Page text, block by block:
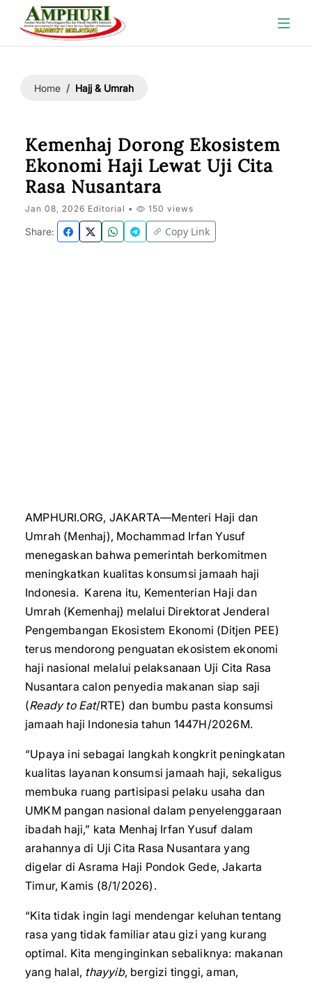
Home Hajj & Umrah
Kemenhaj Dorong Ekosistem
Ekonomi Haji Lewat Uji Cita
Rasa Nusantara
Jan 08, 2026 Editorial • 150 views
Share: Copy Link
AMPHURI.ORG, JAKARTA—Menteri Haji dan
Umrah (Menhaj), Mochammad Irfan Yusuf
menegaskan bahwa pemerintah berkomitmen
meningkatkan kualitas konsumsi jamaah haji
Indonesia. Karena itu, Kementerian Haji dan
Umrah (Kemenhaj) melalui Direktorat Jenderal
Pengembangan Ekosistem Ekonomi (Ditjen PEE)
terus mendorong penguatan ekosistem ekonomi
haji nasional melalui pelaksanaan Uji Cita Rasa
Nusantara calon penyedia makanan siap saji
(Ready to Eat/RTE) dan bumbu pasta konsumsi
jamaah haji Indonesia tahun 1447H/2026M.
“Upaya ini sebagai langkah kongkrit peningkatan
kualitas layanan konsumsi jamaah haji, sekaligus
membuka ruang partisipasi pelaku usaha dan
UMKM pangan nasional dalam penyelenggaraan
ibadah haji,” kata Menhaj Irfan Yusuf dalam
arahannya di Uji Cita Rasa Nusantara yang
digelar di Asrama Haji Pondok Gede, Jakarta
Timur, Kamis (8/1/2026).
“Kita tidak ingin lagi mendengar keluhan tentang
rasa yang tidak familiar atau gizi yang kurang
optimal. Kita menginginkan sebaliknya: makanan
yang halal, thayyib, bergizi tinggi, aman,